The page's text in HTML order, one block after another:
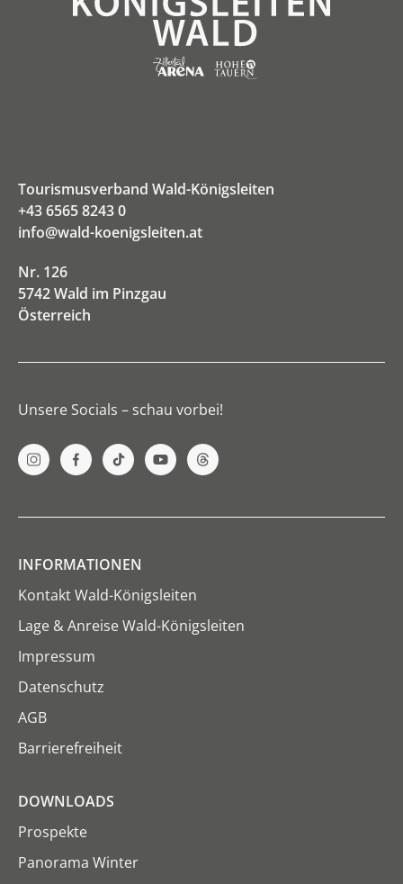
Tourismusverband Wald-Königsleiten
+43 6565 8243 0
info@wald-koenigsleiten.at
Nr. 126
5742 Wald im Pinzgau
Österreich
Unsere Socials – schau vorbei!
INFORMATIONEN
Kontakt Wald-Königsleiten
Lage & Anreise Wald-Königsleiten
Impressum
Datenschutz
AGB
Barrierefreiheit
DOWNLOADS
Prospekte
Panorama Winter